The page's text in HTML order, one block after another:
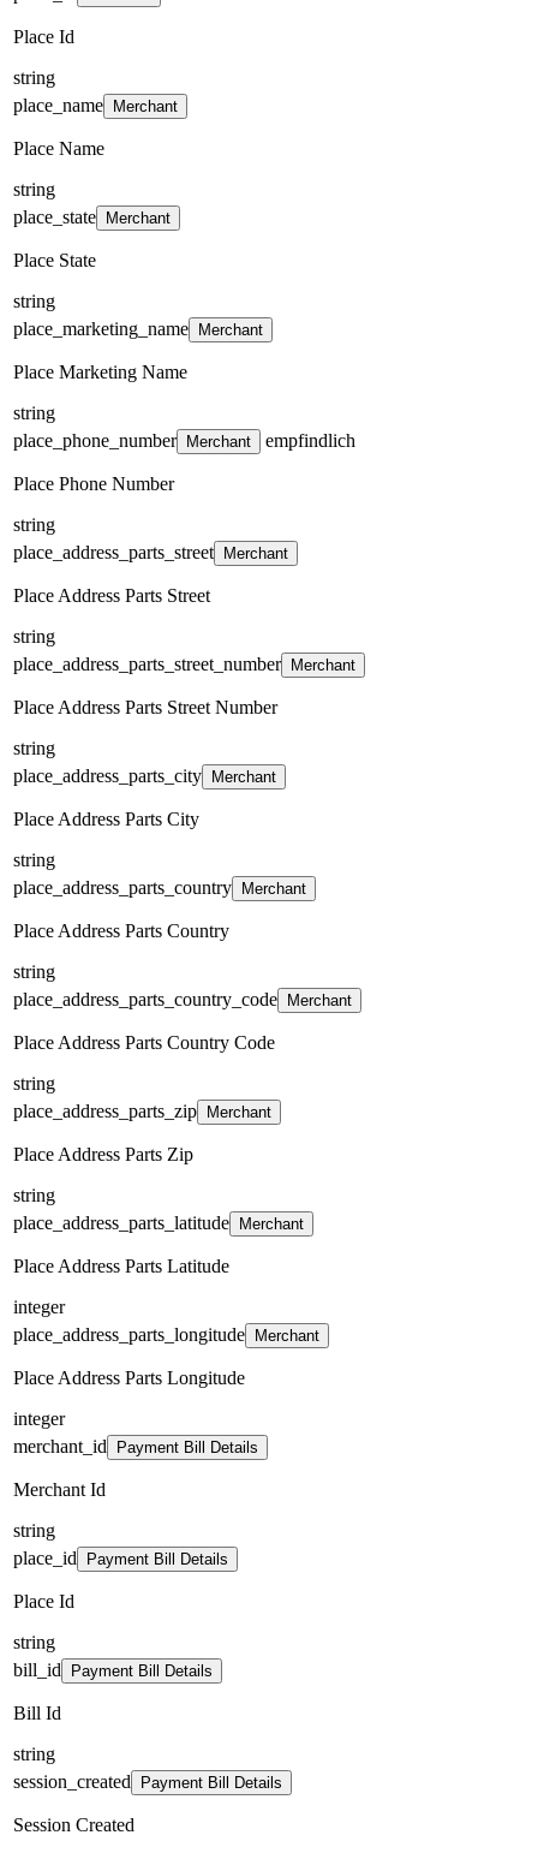
Place Id
string
place_name
Merchant
Place Name
string
place_state
Merchant
Place State
string
place_marketing_name
Merchant
Place Marketing Name
string
place_phone_number
Merchant empfindlich
Place Phone Number
string
place_address_parts_street
Merchant
Place Address Parts Street
string
place_address_parts_street_number
Merchant
Place Address Parts Street Number
string
place_address_parts_city
Merchant
Place Address Parts City
string
place_address_parts_country
Merchant
Place Address Parts Country
string
place_address_parts_country_code
Merchant
Place Address Parts Country Code
string
place_address_parts_zip
Merchant
Place Address Parts Zip
string
place_address_parts_latitude
Merchant
Place Address Parts Latitude
integer
place_address_parts_longitude
Merchant
Place Address Parts Longitude
integer
merchant_id
Payment Bill Details
Merchant Id
string
place_id
Payment Bill Details
Place Id
string
bill_id
Payment Bill Details
Bill Id
string
session_created
Payment Bill Details
Session Created